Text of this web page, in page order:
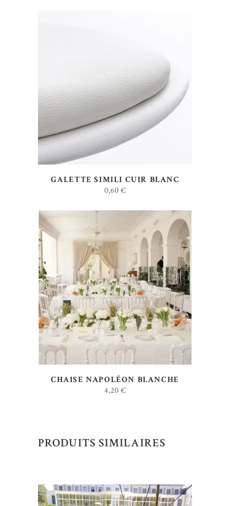
AJOUTER AU DEVIS
GALETTE SIMILI CUIR BLANC
0,60€
AJOUTER AU DEVIS
CHAISE NAPOLÉON BLANCHE
4,20€
PRODUITS SIMILAIRES